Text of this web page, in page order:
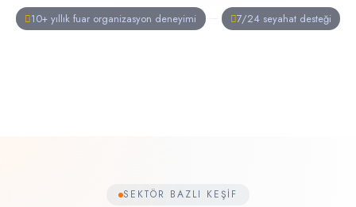
10+ yıllık fuar organizasyon deneyimi 7/24 seyahat desteği
SEKTÖR BAZLI KEŞIF